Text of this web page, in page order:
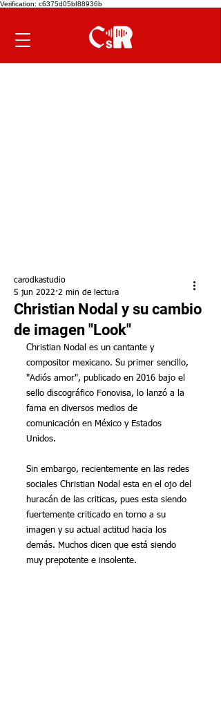
Verification: c6375d05bf88936b
Christian Nodal y su cambio
de imagen "Look"
carodkastudio
5 jun 2022 2 min de lectura
Christian Nodal es un cantante y
compositor mexicano. Su primer sencillo,
"Adiós amor", publicado en 2016 bajo el
sello discográfico Fonovisa, lo lanzó a la
fama en diversos medios de
comunicación en México y Estados
Unidos.
Sin embargo, recientemente en las redes
sociales Christian Nodal esta en el ojo del
huracán de las criticas, pues esta siendo
fuertemente criticado en torno a su
imagen y su actual actitud hacia los
demás. Muchos dicen que está siendo
muy prepotente e insolente.